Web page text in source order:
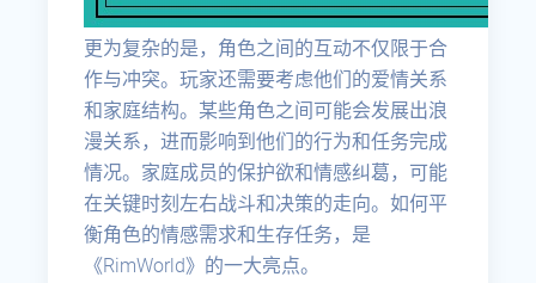
更为复杂的是，角色之间的互动不仅限于合
作与冲突。玩家还需要考虑他们的爱情关系
和家庭结构。某些角色之间可能会发展出浪
漫关系，进而影响到他们的行为和任务完成
情况。家庭成员的保护欲和情感纠葛，可能
在关键时刻左右战斗和决策的走向。如何平
衡角色的情感需求和生存任务，是
《RimWorld》的一大亮点。